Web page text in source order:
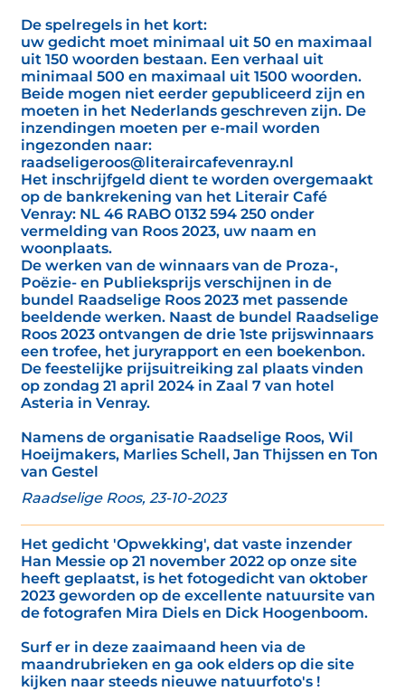
De spelregels in het kort:
uw gedicht moet minimaal uit 50 en maximaal
uit 150 woorden bestaan. Een verhaal uit
minimaal 500 en maximaal uit 1500 woorden.
Beide mogen niet eerder gepubliceerd zijn en
moeten in het Nederlands geschreven zijn. De
inzendingen moeten per e-mail worden
ingezonden naar:
raadseligeroos@literaircafevenray.nl
Het inschrijfgeld dient te worden overgemaakt
op de bankrekening van het Literair Café
Venray: NL 46 RABO 0132 594 250 onder
vermelding van Roos 2023, uw naam en
woonplaats.
De werken van de winnaars van de Proza-,
Poëzie- en Publieksprijs verschijnen in de
bundel Raadselige Roos 2023 met passende
beeldende werken. Naast de bundel Raadselige
Roos 2023 ontvangen de drie 1ste prijswinnaars
een trofee, het juryrapport en een boekenbon.
De feestelijke prijsuitreiking zal plaats vinden
op zondag 21 april 2024 in Zaal 7 van hotel
Asteria in Venray.
Namens de organisatie Raadselige Roos, Wil
Hoeijmakers, Marlies Schell, Jan Thijssen en Ton
van Gestel
Raadselige Roos, 23-10-2023
Het gedicht 'Opwekking', dat vaste inzender
Han Messie op 21 november 2022 op onze site
heeft geplaatst, is het fotogedicht van oktober
2023 geworden op de excellente natuursite van
de fotografen Mira Diels en Dick Hoogenboom.
Surf er in deze zaaimaand heen via de
maandrubrieken en ga ook elders op die site
kijken naar steeds nieuwe natuurfoto's !